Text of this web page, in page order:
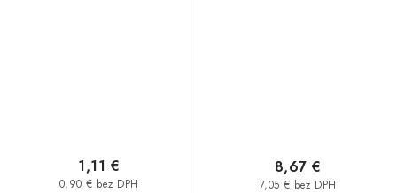
0,90 € bez DPH
1,11 €
7,05 € bez DPH
8,67 €